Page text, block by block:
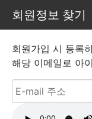
회원정보 찾기
회원가입 시 등록
해당 이메일로 아